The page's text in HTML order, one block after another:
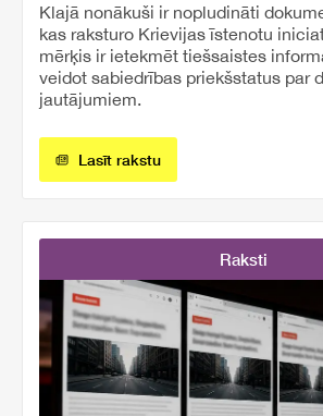
Klajā nonākuši ir nopludināti
kas raksturo Krievijas īstenotu
mērķis ir ietekmēt tiešsaistes
veidot sabiedrības priekšstatus par
jautājumiem.
Lasīt rakstu
Raksti